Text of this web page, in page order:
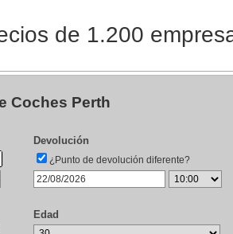
de 1.200
Coches Perth
Devolución
¿Punto de devolución diferente?
Edad